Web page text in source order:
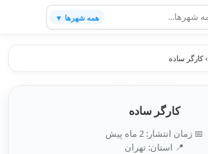
همه شهرها ▼
›کارگر ساده
کارگر ساده
📅 زمان انتشار: 2 ماه پیش
📍 استان: تهران